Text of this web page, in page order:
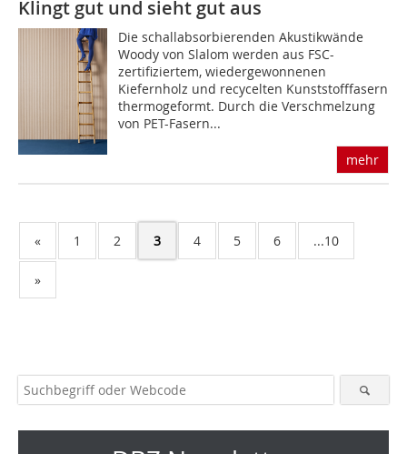
Klingt gut und sieht gut aus
Die schallabsorbierenden Akustikwände
Woody von Slalom werden aus FSC-
zertifiziertem, wiedergewonnenen
Kiefernholz und recycelten Kunststofffasern
thermogeformt. Durch die Verschmelzung
von PET-Fasern...
mehr
« 1 2 3 4 5 6 ...10
»